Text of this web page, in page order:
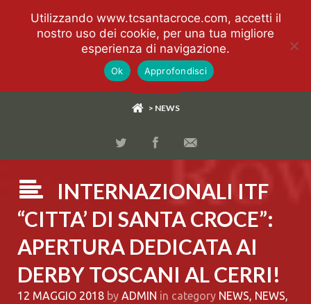
> NEWS
INTERNAZIONALI ITF
“CITTA’ DI SANTA CROCE”:
APERTURA DEDICATA AI
DERBY TOSCANI AL CERRI!
12 MAGGIO 2018 by ADMIN in category NEWS, NEWS,
Utilizzando www.tcsantacroce.com, accetti il
nostro uso dei cookie, per una tua migliore
esperienza di navigazione.
Ok Approfondisci